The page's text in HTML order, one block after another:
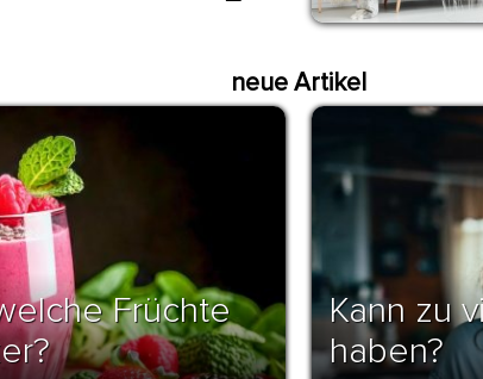
neue Artikel
Früchte
Kann zu
haben?